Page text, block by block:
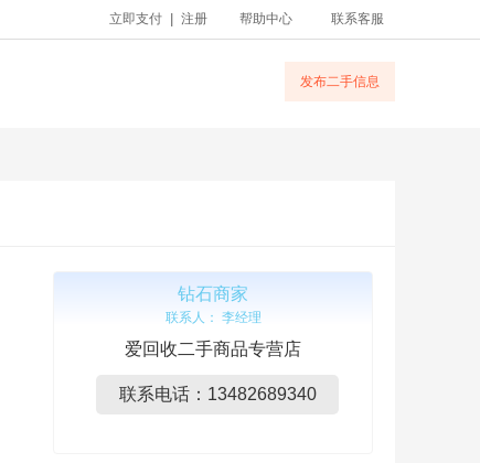
立即支付 注册 帮助中心 联系客服
发布二手信息
钻石商家
联系人： 李经理
爱回收二手商品专营店
联系电话：13482689340